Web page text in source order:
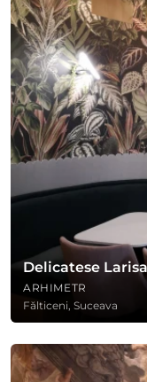
Delicatese Larisa
ARHIMETR
Fălticeni, Suceava